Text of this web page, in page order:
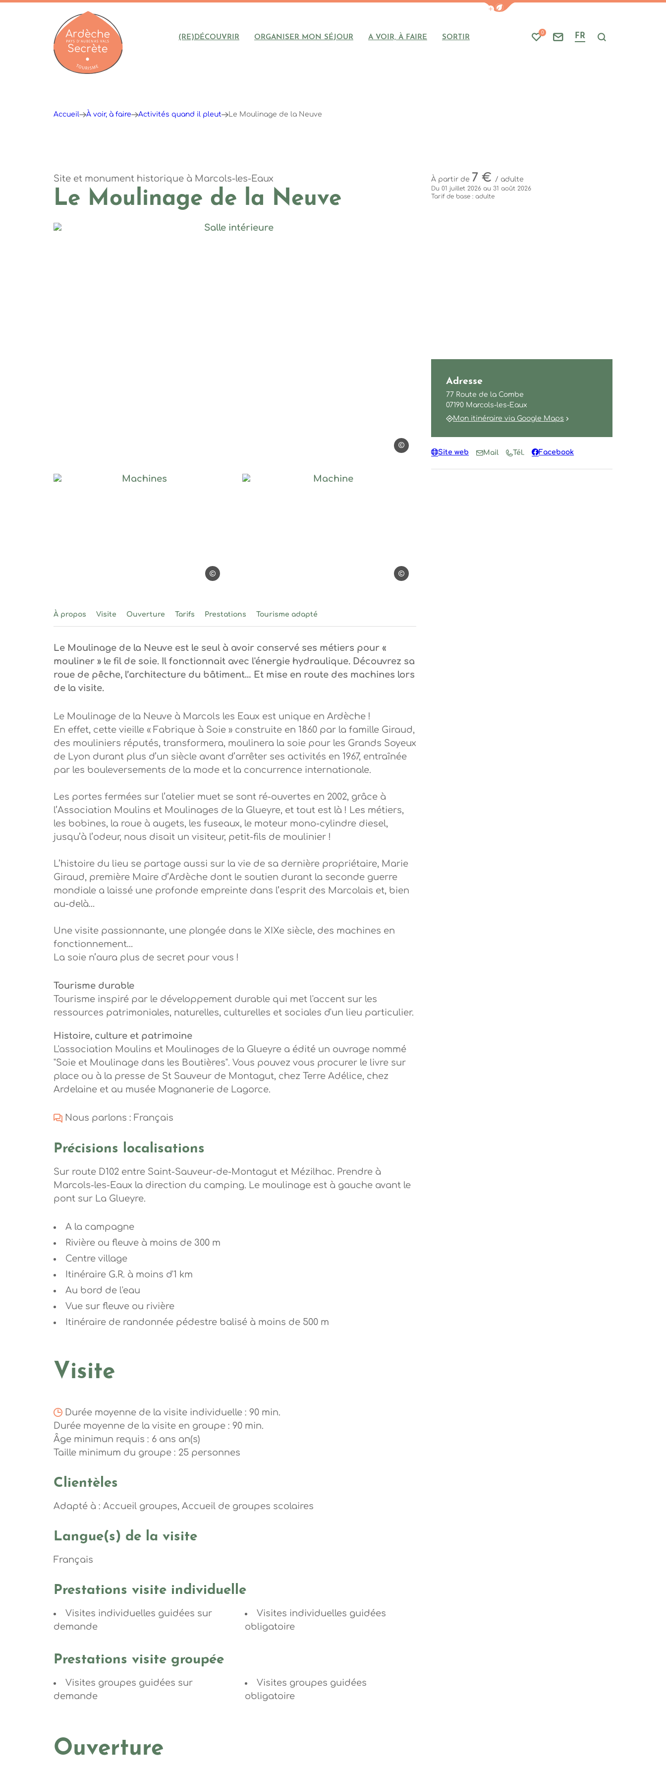
Afficher la barre de navigation du
(RE)DÉCOUVRIR ORGANISER MON SÉJOUR A VOIR, À FAIRE SORTIR Mes favoris
0
Nous contacter
FR Je recherche
Accueil À voir, à faire Activités quand il pleut Le Moulinage de la Neuve
Site et monument historique à Marcols-les-Eaux
Le Moulinage de la Neuve
Salle intérieure, © @PascalBreugelmans
@PascalBreugelmans
Machines, © @PascalBreugelmans
@PascalBreugelmans
Machine, © @Moulinage de la Neuve
@Moulinage de la Neuve
À propos Visite Ouverture Tarifs Prestations Tourisme adapté
Le Moulinage de la Neuve est le seul à avoir conservé ses métiers pour «
mouliner » le fil de soie. Il fonctionnait avec l'énergie hydraulique. Découvrez sa
roue de pêche, l’architecture du bâtiment… Et mise en route des machines lors
de la visite.
Le Moulinage de la Neuve à Marcols les Eaux est unique en Ardèche !
En effet, cette vieille « Fabrique à Soie » construite en 1860 par la famille Giraud,
des mouliniers réputés, transformera, moulinera la soie pour les Grands Soyeux
de Lyon durant plus d’un siècle avant d’arrêter ses activités en 1967, entraînée
par les bouleversements de la mode et la concurrence internationale.
Les portes fermées sur l’atelier muet se sont ré-ouvertes en 2002, grâce à
l’Association Moulins et Moulinages de la Glueyre, et tout est là ! Les métiers,
les bobines, la roue à augets, les fuseaux, le moteur mono-cylindre diesel,
jusqu’à l’odeur, nous disait un visiteur, petit-fils de moulinier !
L’histoire du lieu se partage aussi sur la vie de sa dernière propriétaire, Marie
Giraud, première Maire d’Ardèche dont le soutien durant la seconde guerre
mondiale a laissé une profonde empreinte dans l’esprit des Marcolais et, bien
au-delà…
Une visite passionnante, une plongée dans le XIXe siècle, des machines en
fonctionnement…
La soie n’aura plus de secret pour vous !
Tourisme durable
Tourisme inspiré par le développement durable qui met l'accent sur les
ressources patrimoniales, naturelles, culturelles et sociales d'un lieu particulier.
Histoire, culture et patrimoine
L'association Moulins et Moulinages de la Glueyre a édité un ouvrage nommé
"Soie et Moulinage dans les Boutières". Vous pouvez vous procurer le livre sur
place ou à la presse de St Sauveur de Montagut, chez Terre Adélice, chez
Ardelaine et au musée Magnanerie de Lagorce.
Nous parlons : Français
Précisions localisations
Sur route D102 entre Saint-Sauveur-de-Montagut et Mézilhac. Prendre à
Marcols-les-Eaux la direction du camping. Le moulinage est à gauche avant le
pont sur La Glueyre.
A la campagne
Rivière ou fleuve à moins de 300 m
Centre village
Itinéraire G.R. à moins d'1 km
Au bord de l'eau
Vue sur fleuve ou rivière
Itinéraire de randonnée pédestre balisé à moins de 500 m
Visite
Durée moyenne de la visite individuelle : 90 min.
Durée moyenne de la visite en groupe : 90 min.
Âge minimun requis : 6 ans an(s)
Taille minimum du groupe : 25 personnes
Clientèles
Adapté à : Accueil groupes, Accueil de groupes scolaires
Langue(s) de la visite
Français
Prestations visite individuelle
Visites individuelles guidées sur
demande
Visites individuelles guidées
obligatoire
Prestations visite groupée
Visites groupes guidées sur
demande
Visites groupes guidées
obligatoire
Ouverture
À partir de 7 € / adulte
Du 01 juillet 2026 au 31 août 2026
Tarif de base : adulte
Adresse
77 Route de la Combe
07190 Marcols-les-Eaux
Mon itinéraire via Google Maps
Site web Mail Tél. Facebook